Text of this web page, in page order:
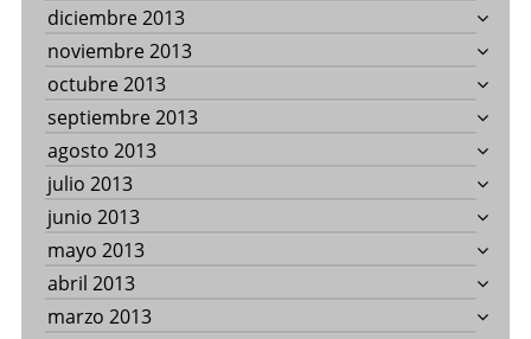
diciembre 2013
noviembre 2013
octubre 2013
septiembre 2013
agosto 2013
julio 2013
junio 2013
mayo 2013
abril 2013
marzo 2013